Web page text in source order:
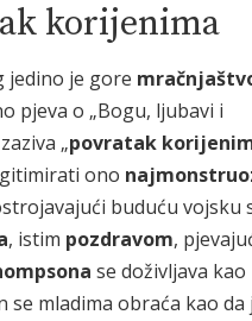
korijenima
jedino je gore
pjeva o „Bogu, ljubavi i
„povratak
ono
buduću vojsku
, istim pozdravom,
se doživljava kao
se mladima obraća kao da